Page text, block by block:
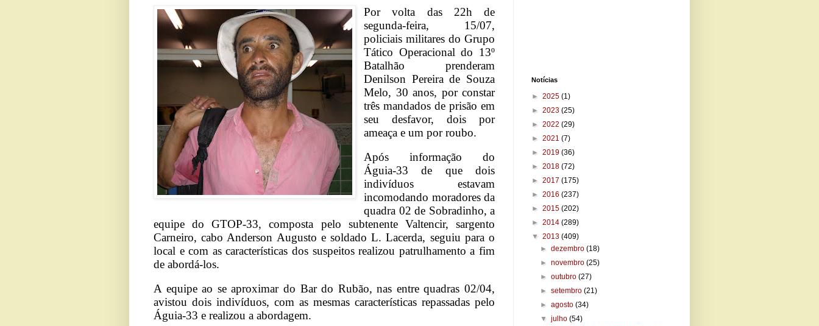
Por volta das 22h de
segunda-feira, 15/07,
policiais militares do Grupo
Tático Operacional do 13º
Batalhão prenderam
Denilson Pereira de Souza
Melo, 30 anos, por constar
três mandados de prisão em
seu desfavor, dois por
ameaça e um por roubo.
Após informação do
Águia-33 de que dois
indivíduos estavam
incomodando moradores da
quadra 02 de Sobradinho, a
equipe do GTOP-33, composta pelo subtenente Valtencir, sargento
Carneiro, cabo Anderson Augusto e soldado L. Lacerda, seguiu para o
local e com as características dos suspeitos realizou patrulhamento a fim
de abordá-los.
A equipe ao se aproximar do Bar do Rubão, nas entre quadras 02/04,
avistou dois indivíduos, com as mesmas características repassadas pelo
Águia-33 e realizou a abordagem.
Notícias
► 2025 (1)
► 2023 (25)
► 2022 (29)
► 2021 (7)
► 2019 (36)
► 2018 (72)
► 2017 (175)
► 2016 (237)
► 2015 (202)
► 2014 (289)
▼ 2013 (409)
►dezembro(18)
►novembro(25)
►outubro(27)
►setembro(21)
►agosto(34)
▼julho(54)